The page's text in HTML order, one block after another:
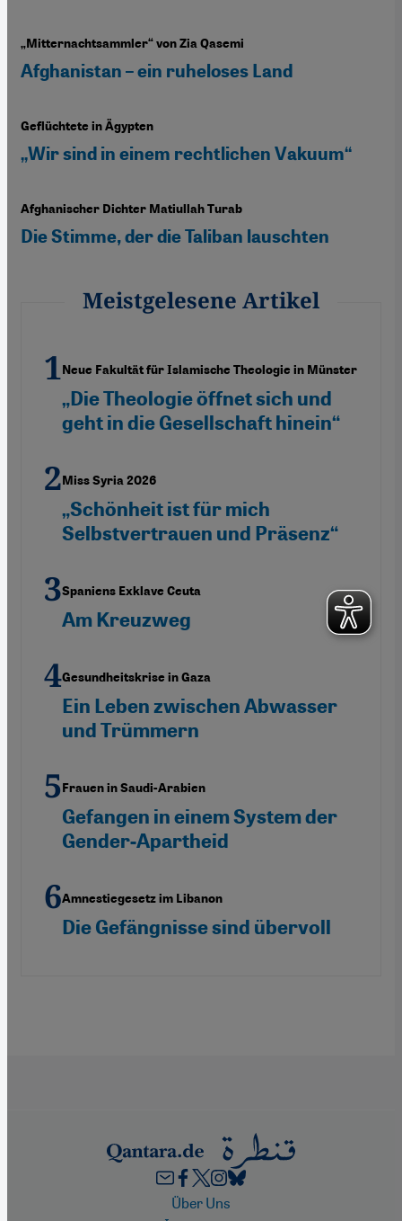
„Mitternachtsammler“ von Zia Qasemi
Afghanistan – ein ruheloses Land
Geflüchtete in Ägypten
„Wir sind in einem rechtlichen Vakuum“
Afghanischer Dichter Matiullah Turab
Die Stimme, der die Taliban lauschten
Meistgelesene Artikel
Neue Fakultät für Islamische Theologie in Münster
„Die Theologie öffnet sich und
geht in die Gesellschaft hinein“
Miss Syria 2026
„Schönheit ist für mich
Selbstvertrauen und Präsenz“
Spaniens Exklave Ceuta
Am Kreuzweg
Gesundheitskrise in Gaza
Ein Leben zwischen Abwasser
und Trümmern
Frauen in Saudi-Arabien
Gefangen in einem System der
Gender-Apartheid
Amnestiegesetz im Libanon
Die Gefängnisse sind übervoll
FooterÜber Uns